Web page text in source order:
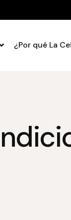
¿Por qué La